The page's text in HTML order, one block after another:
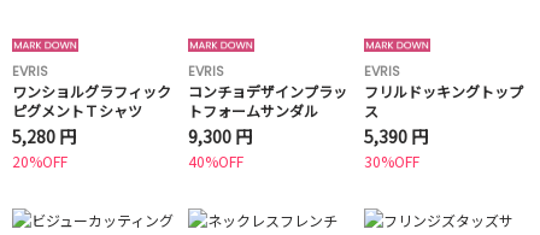
EVRIS
ワンショルグラフィック
ピグメントＴシャツ
5,280 円
20%OFF
EVRIS
コンチョデザインプラッ
トフォームサンダル
9,300 円
40%OFF
EVRIS
フリルドッキングトップ
ス
5,390 円
30%OFF